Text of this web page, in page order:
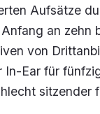
Aufsätze
an zehn
von
In-Ear für
sitzender